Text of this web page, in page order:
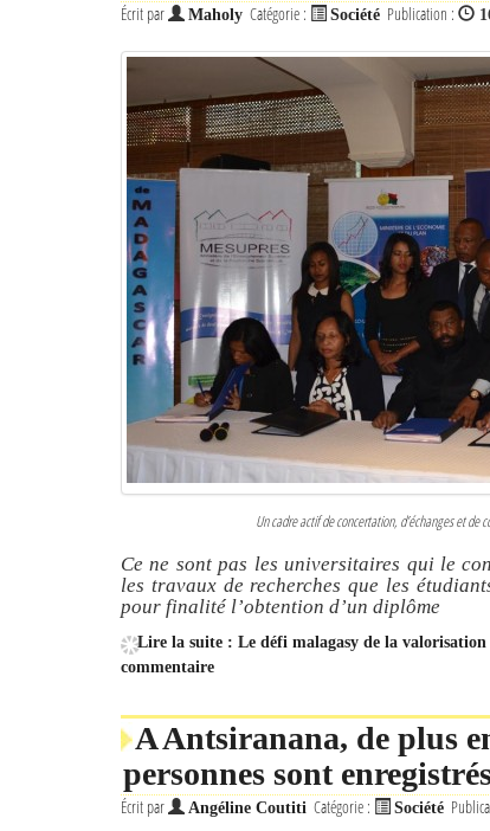
Écrit par Maholy Catégorie : Société Publication :
Un cadre actif de concertation, d’échanges et de
Ce ne sont pas les universitaires qui le
les travaux de recherches que les
pour finalité l’obtention d’un diplôme
Lire la suite : Le défi malagasy de la
commentaire
A Antsiranana, de plus
personnes sont
Écrit par Angéline Coutiti Catégorie : Société